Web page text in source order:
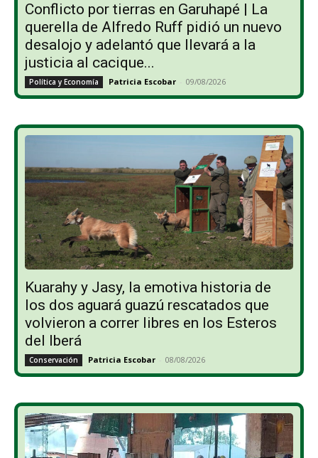
Conflicto por tierras en Garuhapé | La
querella de Alfredo Ruff pidió un nuevo
desalojo y adelantó que llevará a la
justicia al cacique...
Política y Economía Patricia Escobar - 09/08/2026
Kuarahy y Jasy, la emotiva historia de
los dos aguará guazú rescatados que
volvieron a correr libres en los Esteros
del Iberá
Conservación Patricia Escobar - 08/08/2026